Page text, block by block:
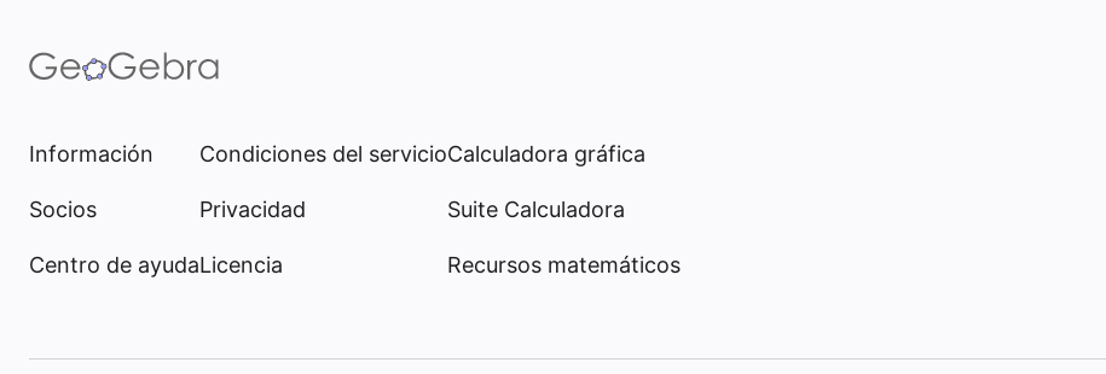
Información
Socios
Centro de ayuda
Condiciones del servicio
Privacidad
Licencia
Calculadora gráfica
Suite Calculadora
Recursos matemáticos